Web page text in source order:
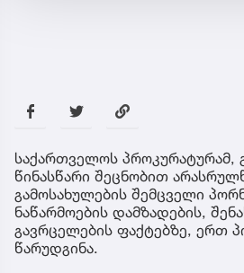
საქართველოს პროკურატურამ,
წინასწარი შეცნობით
გამოსახულების შემცველი
ნაწარმოების დამზადების,
გავრცელების ფაქტებზე, ერთ
წარუდგინა.